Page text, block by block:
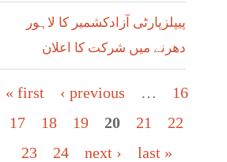
پیپلزپارٹی آزادکشمیر کا لاہور
دھرنے میں شرکت کا اعلان
Pages
« first ‹ previous …
16
17
18 19 20 21
22
23
24 next › last »